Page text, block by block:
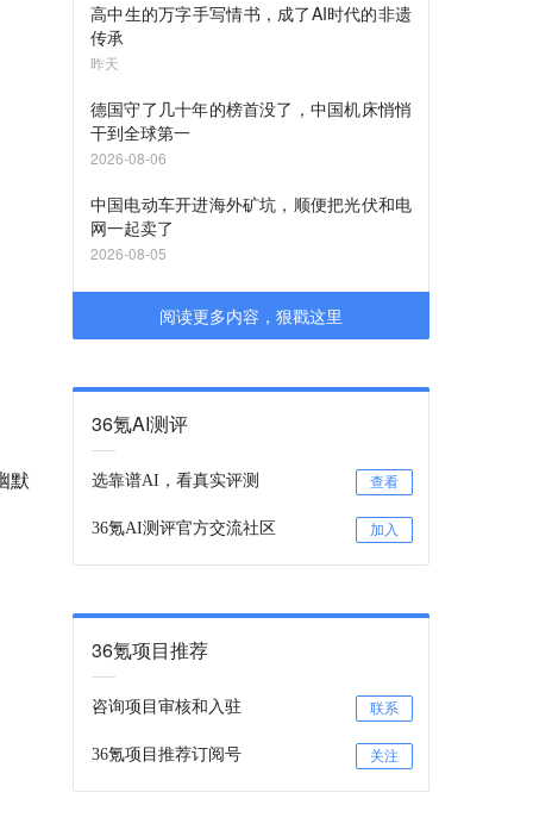
默
高中生的万字手写情书，成了AI时代的非遗
传承
昨天
德国守了几十年的榜首没了，中国机床悄悄
干到全球第一
2026-08-06
中国电动车开进海外矿坑，顺便把光伏和电
网一起卖了
2026-08-05
阅读更多内容，狠戳这里
36氪AI测评
选靠谱AI，看真实评测 查看
36氪AI测评官方交流社区 加入
36氪项目推荐
咨询项目审核和入驻 联系
36氪项目推荐订阅号 关注